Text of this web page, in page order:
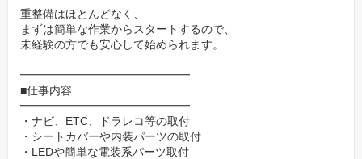
重整備はほとんどなく、
まずは簡単な作業からスタートするので、
未経験の方でも安心して始められます。
━━━━━━━━━━━━━━━
■仕事内容
━━━━━━━━━━━━━━━
・ナビ、ETC、ドラレコ等の取付
・シートカバーや内装パーツの取付
・LEDや簡単な電装系パーツ取付